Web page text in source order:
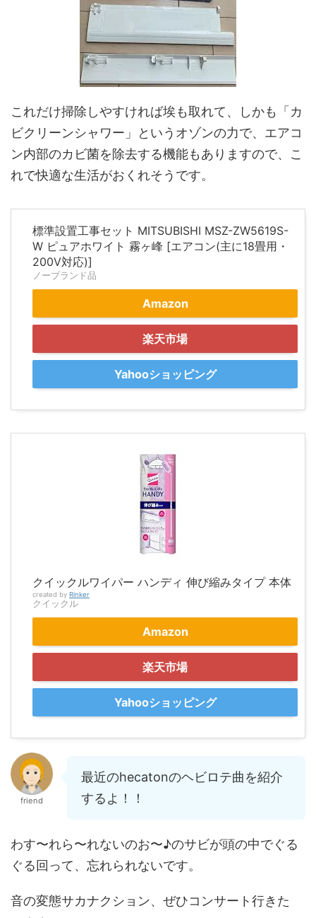
これだけ掃除しやすければ埃も取れて、しかも「カ
ビクリーンシャワー」というオゾンの力で、エアコ
ン内部のカビ菌を除去する機能もありますので、こ
れで快適な生活がおくれそうです。
標準設置工事セット MITSUBISHI MSZ-ZW5619S-
W ピュアホワイト 霧ヶ峰 [エアコン(主に18畳用・
200V対応)]
ノーブランド品
Amazon
楽天市場
Yahooショッピング
クイックルワイパー ハンディ 伸び縮みタイプ 本体
created by Rinker
クイックル
Amazon
楽天市場
Yahooショッピング
friend
最近のhecatonのヘビロテ曲を紹介
するよ！！
わす〜れら〜れないのお〜♪のサビが頭の中でぐる
ぐる回って、忘れられないです。
音の変態サカナクション、ぜひコンサート行きた